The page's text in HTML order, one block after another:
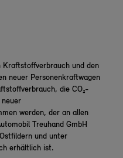
Kraftstoffverbrauch und den
neuer Personenkraftwagen
die CO₂-
neuer
werden, der an allen
Treuhand GmbH
und unter
erhältlich ist.